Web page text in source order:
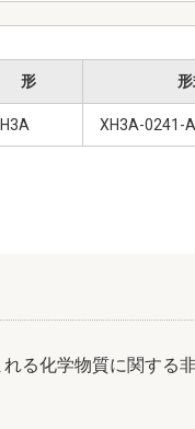
形
XH3A-0241-A
る化学物質に関する